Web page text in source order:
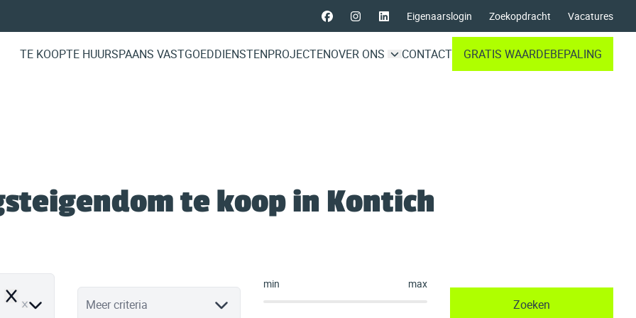
Eigenaarslogin Zoekopdracht Vacatures
TE KOOPTE HUURSPAANS VASTGOEDDIENSTENPROJECTENOVER ONS CONTACT GRATIS WAARDEBEPALING
te koop in Kontich
Remove Meer criteria
min max
Zoeken